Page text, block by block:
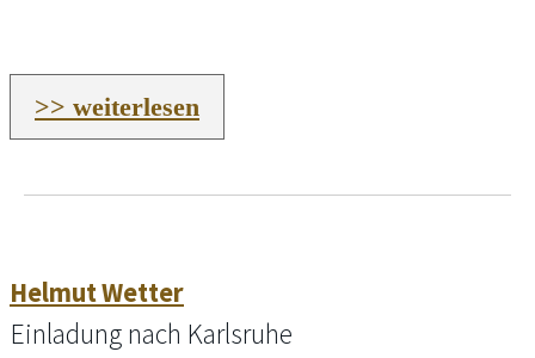
>> weiterlesen
Helmut Wetter
Einladung nach Karlsruhe